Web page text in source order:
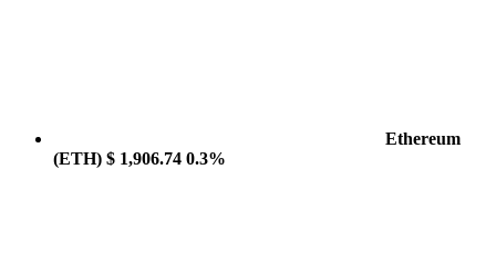
Ethereum
(ETH) $ 1,906.74 0.3%